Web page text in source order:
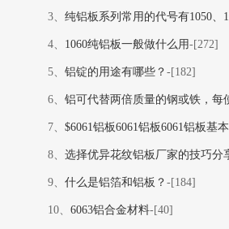
3、纯铝板系列常用的代号有1050、
4、 1060纯铝板一般做什么用-[272]
5、铝锭的用途有哪些？-[182]
6、铝可代替两倍质量的钢或铁，每
7、$6061铝板6061铝板6061铝板基
8、选择优异花纹铝板厂家的技巧分
9、什么是铝箔和铝板？-[184]
10、6063铝合金材料-[40]